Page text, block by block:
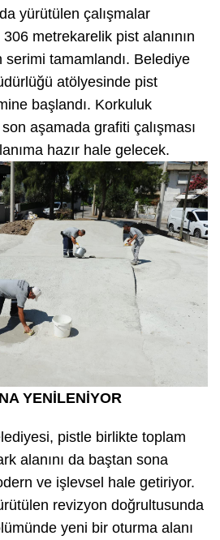
yürütülen çalışmalar
metrekarelik pist alanının
serimi tamamlandı. Belediye
atölyesinde pist
başlandı. Korkuluk
son aşamada grafiti çalışması
hazır hale gelecek.
YENİLENİYOR
pistle birlikte toplam
alanını da baştan sona
ve işlevsel hale getiriyor.
revizyon doğrultusunda
yeni bir oturma alanı